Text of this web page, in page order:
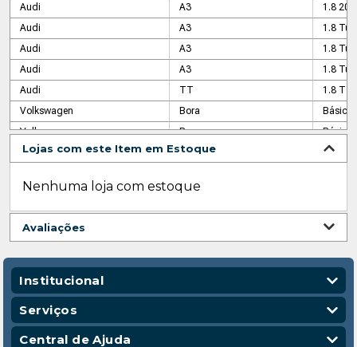
Audi
A3
1.8 20v
Audi
A3
1.8
Audi
A3
1.8
Audi
A3
1.8
Audi
TT
1.8 T
Volkswagen
Bora
Básico
Volkswagen
Bora
Básico
Volkswagen
Bora
GP
Volkswagen
Bora
Volkswagen
Golf
Black
Volkswagen
Volkswagen
Golf
Black
Volkswagen
Volkswagen
Golf
Volkswagen
Flash
Volkswagen
Flash
Lojas com este Item em Estoque
Nenhuma loja com estoque
Avaliações
Institucional
Quem Somos
Nossas Lojas
Código de Conduta
Serviços
Vendas Corporativas
Central de Ajuda